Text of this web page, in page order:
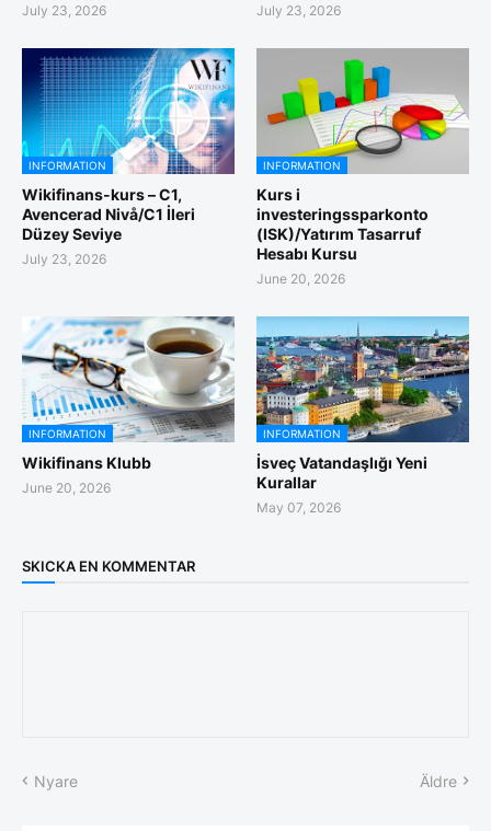
July 23, 2026 July 23, 2026
INFORMATION
Wikifinans-kurs – C1,
Avencerad Nivå/C1 İleri
Düzey Seviye
July 23, 2026
INFORMATION
Kurs i
investeringssparkonto
(ISK)/Yatırım Tasarruf
Hesabı Kursu
June 20, 2026
INFORMATION
Wikifinans Klubb
June 20, 2026
INFORMATION
İsveç Vatandaşlığı Yeni
Kurallar
May 07, 2026
SKICKA EN KOMMENTAR
Nyare Äldre